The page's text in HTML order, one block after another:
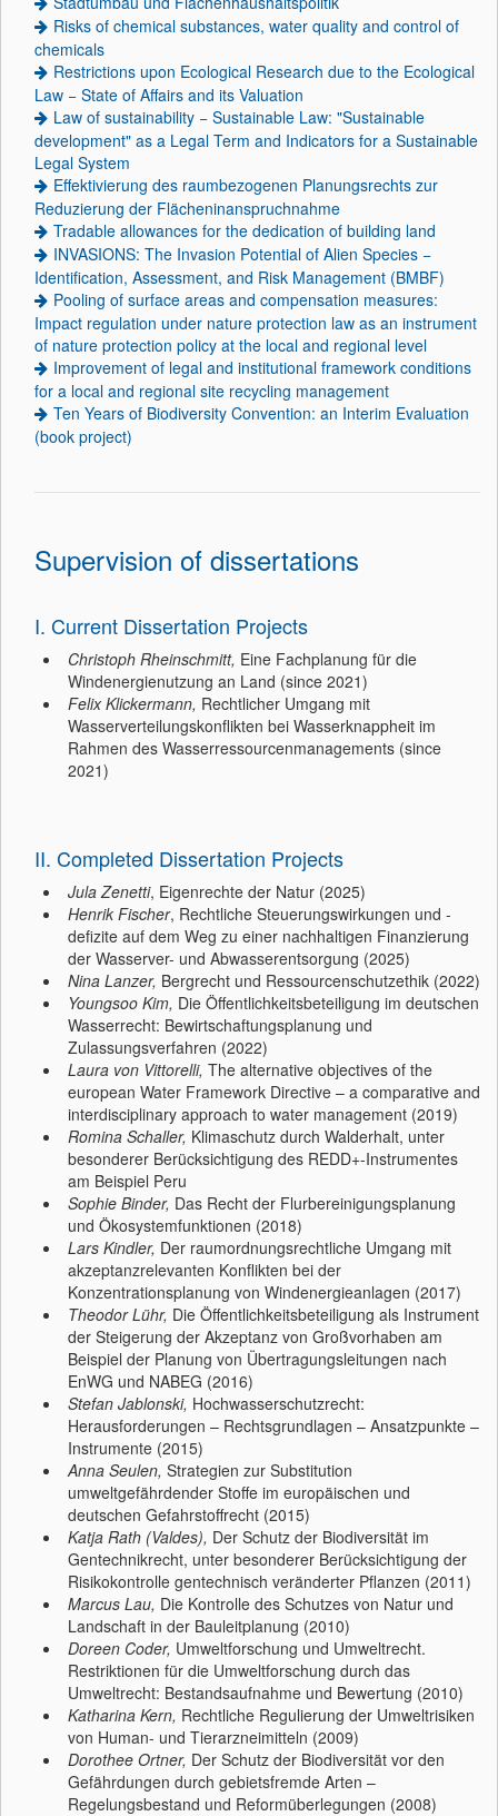
Risks of chemical substances, water quality and control of
chemicals
Restrictions upon Ecological Research due to the Ecological
Law − State of Affairs and its Valuation
Law of sustainability − Sustainable Law: "Sustainable
development" as a Legal Term and Indicators for a Sustainable
Legal System
Effektivierung des raumbezogenen Planungsrechts zur
Reduzierung der Flächeninanspruchnahme
Tradable allowances for the dedication of building land
INVASIONS: The Invasion Potential of Alien Species −
Identification, Assessment, and Risk Management (BMBF)
Pooling of surface areas and compensation measures:
Impact regulation under nature protection law as an instrument
of nature protection policy at the local and regional level
Improvement of legal and institutional framework conditions
for a local and regional site recycling management
Ten Years of Biodiversity Convention: an Interim Evaluation
(book project)
Supervision of dissertations
I. Current Dissertation Projects
Christoph Rheinschmitt, Eine Fachplanung für die
Windenergienutzung an Land (since 2021)
Felix Klickermann, Rechtlicher Umgang mit
Wasserverteilungskonflikten bei Wasserknappheit im
Rahmen des Wasserressourcenmanagements (since
2021)
II. Completed Dissertation Projects
Jula Zenetti, Eigenrechte der Natur (2025)
Henrik Fischer, Rechtliche Steuerungswirkungen und -
defizite auf dem Weg zu einer nachhaltigen Finanzierung
der Wasserver- und Abwasserentsorgung (2025)
Nina Lanzer, Bergrecht und Ressourcenschutzethik (2022)
Youngsoo Kim, Die Öffentlichkeitsbeteiligung im deutschen
Wasserrecht: Bewirtschaftungsplanung und
Zulassungsverfahren (2022)
Laura von Vittorelli, The alternative objectives of the
european Water Framework Directive – a comparative and
interdisciplinary approach to water management (2019)
Romina Schaller, Klimaschutz durch Walderhalt, unter
besonderer Berücksichtigung des REDD+-Instrumentes
am Beispiel Peru
Sophie Binder, Das Recht der Flurbereinigungsplanung
und Ökosystemfunktionen (2018)
Lars Kindler, Der raumordnungsrechtliche Umgang mit
akzeptanzrelevanten Konflikten bei der
Konzentrationsplanung von Windenergieanlagen (2017)
Theodor Lühr, Die Öffentlichkeitsbeteiligung als Instrument
der Steigerung der Akzeptanz von Großvorhaben am
Beispiel der Planung von Übertragungsleitungen nach
EnWG und NABEG (2016)
Stefan Jablonski, Hochwasserschutzrecht:
Herausforderungen – Rechtsgrundlagen – Ansatzpunkte –
Instrumente (2015)
Anna Seulen, Strategien zur Substitution
umweltgefährdender Stoffe im europäischen und
deutschen Gefahrstoffrecht (2015)
Katja Rath (Valdes), Der Schutz der Biodiversität im
Gentechnikrecht, unter besonderer Berücksichtigung der
Risikokontrolle gentechnisch veränderter Pflanzen (2011)
Marcus Lau, Die Kontrolle des Schutzes von Natur und
Landschaft in der Bauleitplanung (2010)
Doreen Coder, Umweltforschung und Umweltrecht.
Restriktionen für die Umweltforschung durch das
Umweltrecht: Bestandsaufnahme und Bewertung (2010)
Katharina Kern, Rechtliche Regulierung der Umweltrisiken
von Human- und Tierarzneimitteln (2009)
Dorothee Ortner, Der Schutz der Biodiversität vor den
Gefährdungen durch gebietsfremde Arten –
Regelungsbestand und Reformüberlegungen (2008)